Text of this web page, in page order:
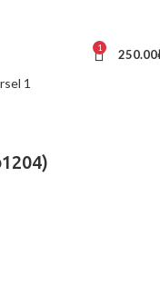
1 250.00